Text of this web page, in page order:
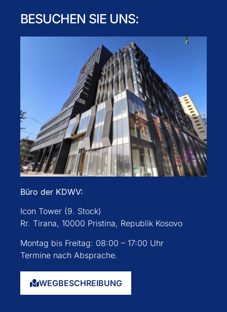
BESUCHEN SIE UNS:
Büro der KDWV:
Icon Tower (9. Stock)
Rr. Tirana, 10000 Pristina, Republik Kosovo
Montag bis Freitag: 08:00 – 17:00 Uhr
Termine nach Absprache.
WEGBESCHREIBUNG